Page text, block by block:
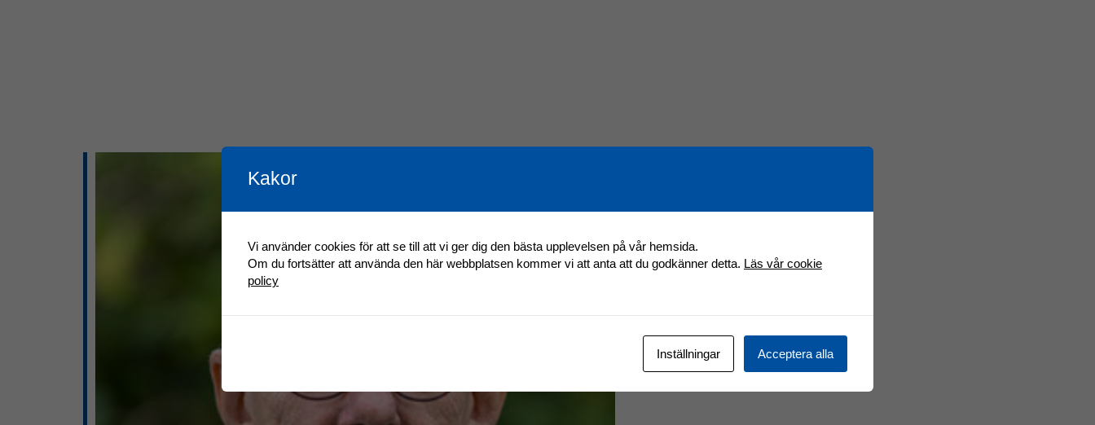
Kakor
Vi använder cookies för att se till att vi ger dig den bästa upplevelsen på vår hemsida.
Om du fortsätter att använda den här webbplatsen kommer vi att anta att du godkänner detta. Läs vår cookie
policy
Inställningar Acceptera alla